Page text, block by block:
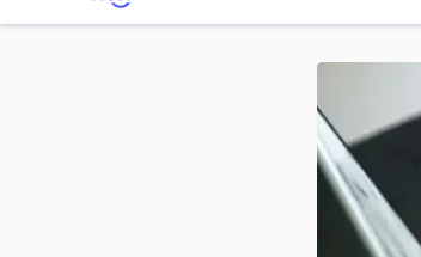
Agência